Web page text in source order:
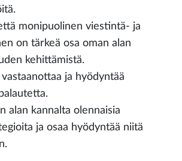
monipuolinen viestintä- ja
on tärkeä osa oman alan
kehittämistä.
vastaanottaa ja hyödyntää
alan kannalta olennaisia
ja osaa hyödyntää niitä